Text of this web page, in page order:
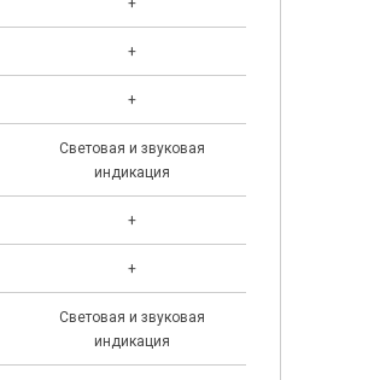
+
+
+
Световая и звуковая
индикация
+
+
Световая и звуковая
индикация